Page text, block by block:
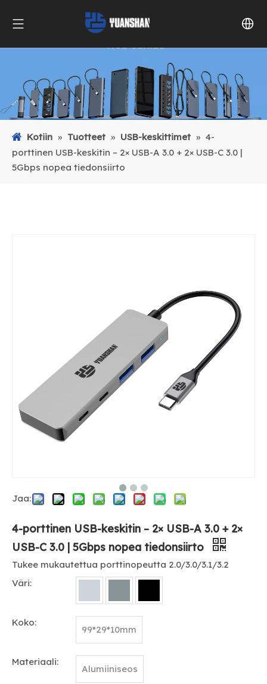
Kotiin » Tuotteet » USB-keskittimet » 4-
porttinen USB-keskitin – 2× USB-A 3.0 + 2× USB-C 3.0 |
5Gbps nopea tiedonsiirto
Jaa:
4-porttinen USB-keskitin – 2× USB-A 3.0 + 2×
USB-C 3.0 | 5Gbps nopea tiedonsiirto
Tukee mukautettua porttinopeutta 2.0/3.0/3.1/3.2
Väri:
Koko:
99*29*10mm
Materiaali:
Alumiiniseos